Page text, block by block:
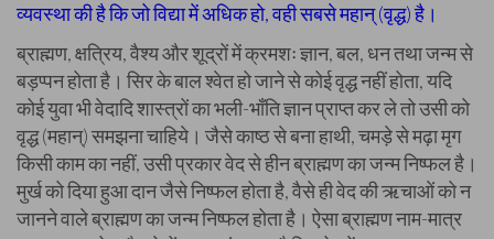
व्यवस्था की है कि जो विद्या में अधिक हो, वही सबसे महान् (वृद्ध) है।
ब्राह्मण, क्षत्रिय, वैश्य और शूद्रों में क्रमशः ज्ञान, बल, धन तथा जन्म से
बड़प्पन होता है। सिर के बाल श्वेत हो जाने से कोई वृद्ध नहीं होता, यदि
कोई युवा भी वेदादि शास्त्रों का भली-भाँति ज्ञान प्राप्त कर ले तो उसी को
वृद्ध (महान्) समझना चाहिये। जैसे काष्ठ से बना हाथी, चमड़े से मढ़ा मृग
किसी काम का नहीं, उसी प्रकार वेद से हीन ब्राह्मण का जन्म निष्फल है।
मुर्ख को दिया हुआ दान जैसे निष्फल होता है, वैसे ही वेद की ऋचाओं को न
जानने वाले ब्राह्मण का जन्म निष्फल होता है। ऐसा ब्राह्मण नाम-मात्र